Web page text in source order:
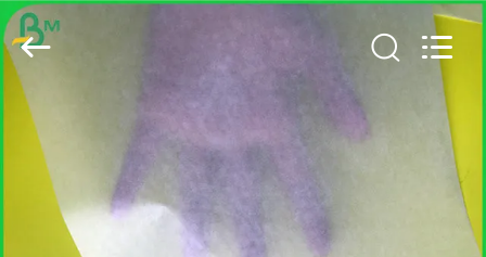
ДОМ
ПРОДУКТЫ
GUANGZHOU
BMPAPER
CO.,
LTD..
All
Rights
Reserved.